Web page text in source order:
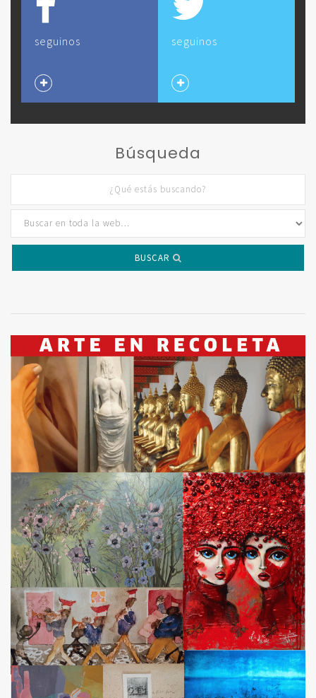
seguinos seguinos
Búsqueda
BUSCAR